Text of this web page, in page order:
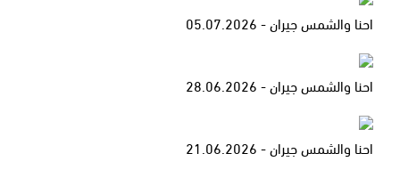
احنا والشمس جيران - 05.07.2026
احنا والشمس جيران - 28.06.2026
احنا والشمس جيران - 21.06.2026